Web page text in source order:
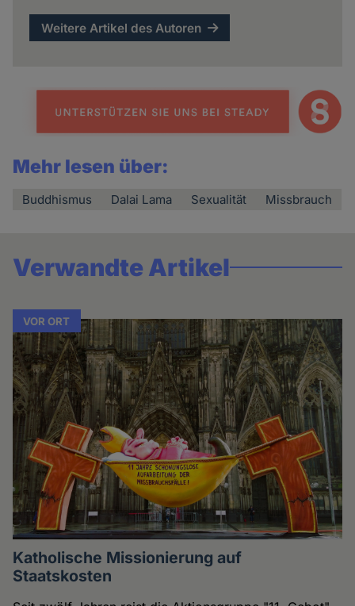
Weitere Artikel des Autoren
Mehr lesen über:
Buddhismus Dalai Lama Sexualität Missbrauch
Verwandte Artikel
VOR ORT
Katholische Missionierung auf
Staatskosten